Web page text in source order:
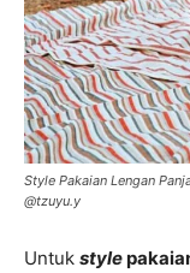
Style Pakaian Lengan
@tzuyu.y
Untuk style